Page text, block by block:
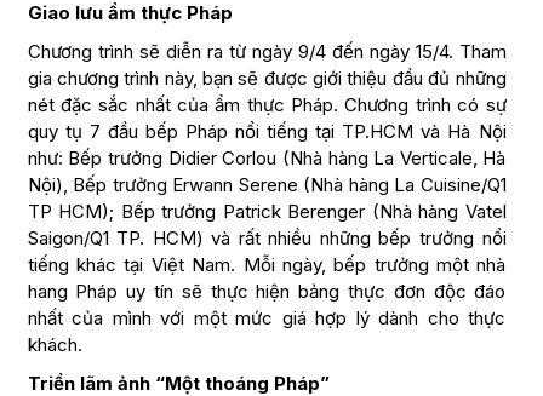
Giao lưu ẩm thực Pháp
Chương trình sẽ diễn ra từ ngày 9/4 đến ngày 15/4. Tham
gia chương trình này, bạn sẽ được giới thiệu đầu đủ những
nét đặc sắc nhất của ẩm thực Pháp. Chương trình có sự
quy tụ 7 đầu bếp Pháp nổi tiếng tại TP.HCM và Hà Nội
như: Bếp trưởng Didier Corlou (Nhà hàng La Verticale, Hà
Nội), Bếp trưởng Erwann Serene (Nhà hàng La Cuisine/Q1
TP HCM); Bếp trưởng Patrick Berenger (Nhà hàng Vatel
Saigon/Q1 TP. HCM) và rất nhiều những bếp trưởng nổi
tiếng khác tại Việt Nam. Mỗi ngày, bếp trưởng một nhà
hang Pháp uy tín sẽ thực hiện bảng thực đơn độc đáo
nhất của mình với một mức giá hợp lý dành cho thực
khách.
Triển lãm ảnh “Một thoáng Pháp”